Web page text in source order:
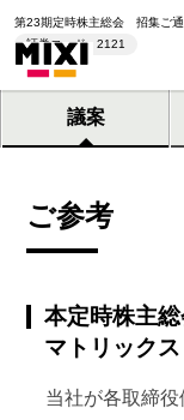
第23期定時株主総会 招集ご
証券コード : 2121
議案
ご参考
本定時株主
マトリックス
当社が各取締役